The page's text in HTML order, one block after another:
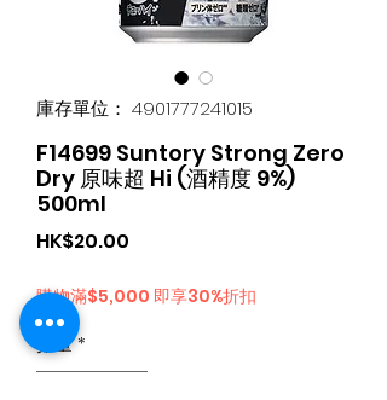
庫存單位： 4901777241015
F14699 Suntory Strong Zero
Dry 原味超 Hi (酒精度 9%)
500ml
HK$20.00
購物滿$5,000 即享30%折扣
數量*